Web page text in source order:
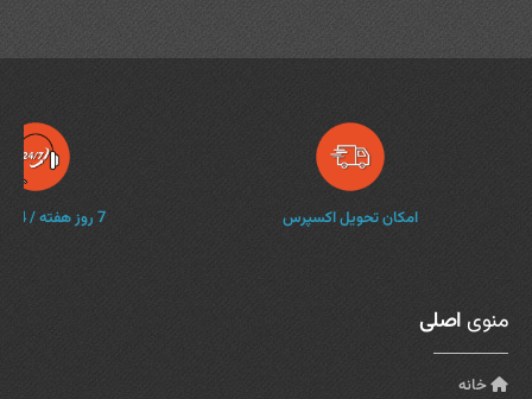
امکان تحویل اکسپرس 7 روز هفته / 24 ساعته
منویاصلی
خانه